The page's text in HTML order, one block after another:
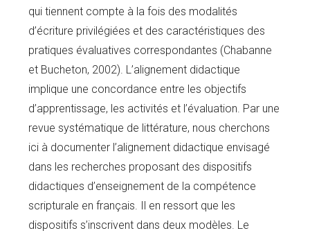
qui tiennent compte à la fois des modalités
d’écriture privilégiées et des caractéristiques des
pratiques évaluatives correspondantes (Chabanne
et Bucheton, 2002). L’alignement didactique
implique une concordance entre les objectifs
d’apprentissage, les activités et l’évaluation. Par une
revue systématique de littérature, nous cherchons
ici à documenter l’alignement didactique envisagé
dans les recherches proposant des dispositifs
didactiques d’enseignement de la compétence
scripturale en français. Il en ressort que les
dispositifs s’inscrivent dans deux modèles. Le